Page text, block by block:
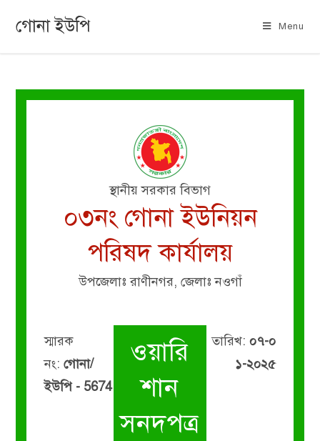
গোনা ইউপি Menu
স্থানীয় সরকার বিভাগ
০৩নং গোনা ইউনিয়ন
পরিষদ কার্যালয়
উপজেলাঃ রাণীনগর, জেলাঃ নওগাঁ
স্মারক
নং:গোনা/
ইউপি - 5674
ওয়ারি
শান
সনদপত্র
তারিখ: ০৭-০
১-২০২৫